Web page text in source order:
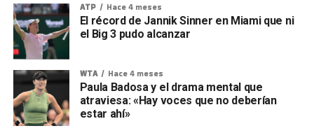
ATP Hace 4 meses
El récord de Jannik Sinner en Miami que ni
el Big 3 pudo alcanzar
WTA Hace 4 meses
Paula Badosa y el drama mental que
atraviesa: «Hay voces que no deberían
estar ahí»